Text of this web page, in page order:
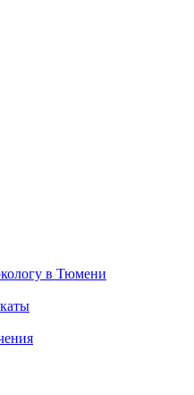
в Тюмени